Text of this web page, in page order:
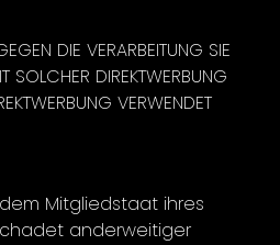
DIE VERARBEITUNG SIE
SOLCHER DIREKTWERBUNG
VERWENDET
Mitgliedstaat ihres
anderweitiger